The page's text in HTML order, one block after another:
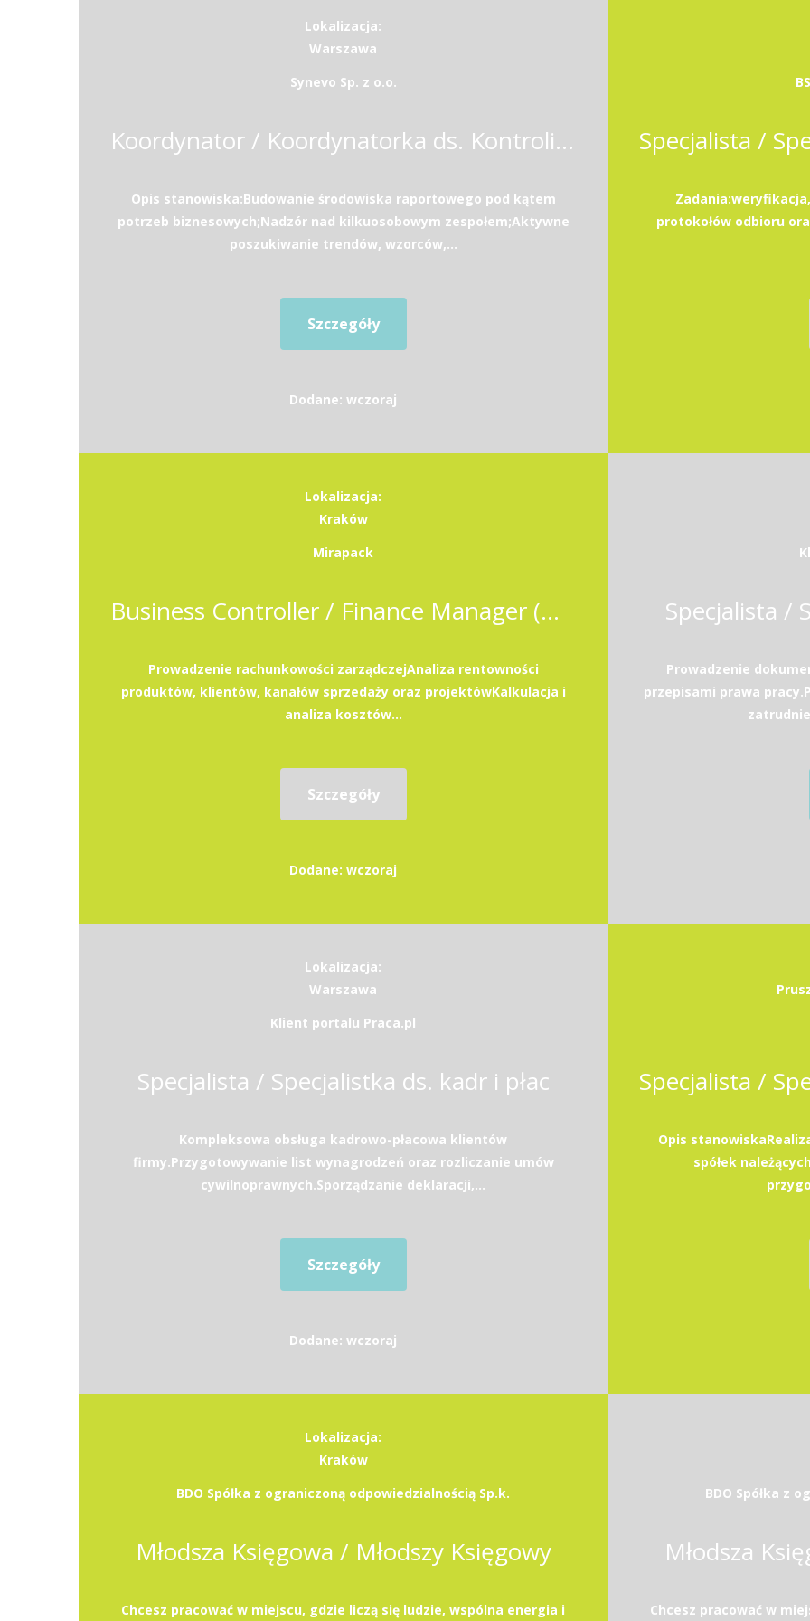
Lokalizacja:
Warszawa
Synevo Sp. z o.o.
Koordynator / Koordynatorka ds. Kontrolingu i Analiz Biznesowych
Opis stanowiska:Budowanie środowiska raportowego pod kątem
potrzeb biznesowych;Nadzór nad kilkuosobowym zespołem;Aktywne
poszukiwanie trendów, wzorców,...
Szczegóły
Dodane: wczoraj
protokołów odbioru
Lokalizacja:
Kraków
Mirapack
Business Controller / Finance Manager (Odoo ERP)
Prowadzenie rachunkowości zarządczejAnaliza rentowności
produktów, klientów, kanałów sprzedaży oraz projektówKalkulacja i
analiza kosztów...
Szczegóły
Dodane: wczoraj
Specjalista /
Prowadzenie
przepisami prawa
Lokalizacja:
Warszawa
Klient portalu Praca.pl
Specjalista / Specjalistka ds. kadr i płac
Kompleksowa obsługa kadrowo-płacowa klientów
firmy.Przygotowywanie list wynagrodzeń oraz rozliczanie umów
cywilnoprawnych.Sporządzanie deklaracji,...
Szczegóły
Dodane: wczoraj
Opis
spółek
Lokalizacja:
Kraków
BDO Spółka z ograniczoną odpowiedzialnością Sp.k.
Młodsza Księgowa / Młodszy Księgowy
Chcesz pracować w miejscu, gdzie liczą się ludzie, wspólna energia i
BDO Spółka z
Młodsza
Chcesz pracować w